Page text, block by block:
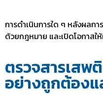
การดำเนินการใด ๆ หลังผลก
ด้วยกฎหมาย และเปิดโอกาส
ตรวจสารเส
อย่างถูกต้องแ